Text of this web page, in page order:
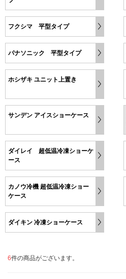
フクシマ 平型タイプ
パナソニック 平型タイプ
ホシザキ ユニット上置き
サンデン アイスショーケース
ダイレイ 超低温冷凍ショーケ
ース
カノウ冷機 超低温冷凍ショー
ケース
ダイキン 冷凍ショーケース
6件の商品がございます。